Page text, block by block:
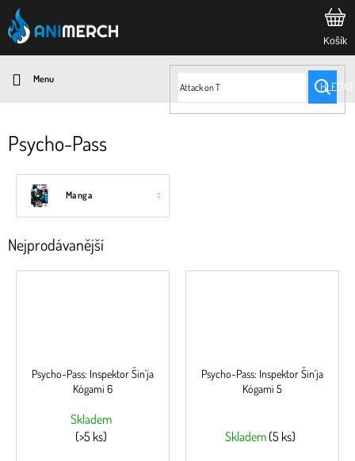
Přejít
na
obsah
HLEDAT
Psycho-Pass
Manga
Nejprodávanější
Psycho-Pass: Inspektor Šin'ja
Kógami 6
Skladem
(>5 ks)
Psycho-Pass: Inspektor Šin'ja
Kógami 5
Skladem (5 ks)